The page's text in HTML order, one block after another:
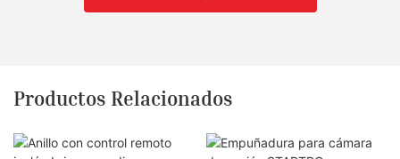
Productos Relacionados